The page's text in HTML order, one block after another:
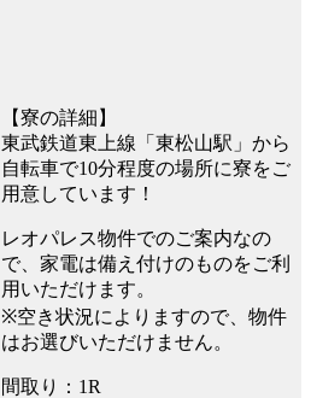
【寮の詳細】
東武鉄道東上線「東松山駅」から
自転車で10分程度の場所に寮をご
用意しています！
レオパレス物件でのご案内なの
で、家電は備え付けのものをご利
用いただけます。
※空き状況によりますので、物件
はお選びいただけません。
間取り：1R